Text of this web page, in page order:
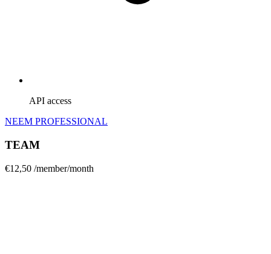
API access
NEEM PROFESSIONAL
TEAM
€12,50 /member/month